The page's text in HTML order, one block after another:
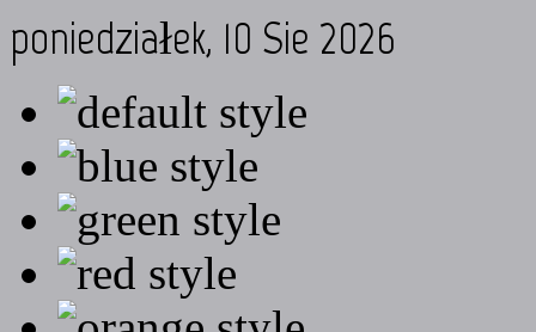
poniedziałek, 10 Sie 2026